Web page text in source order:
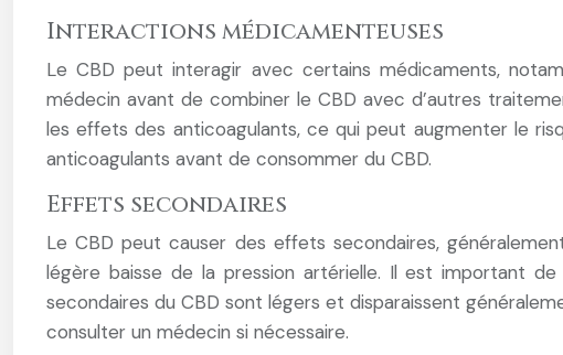
Interactions médicamenteuses
Le CBD peut interagir avec certains médicaments,
médecin avant de combiner le CBD avec d’autres
les effets des anticoagulants, ce qui peut augmenter le
anticoagulants avant de consommer du CBD.
Effets secondaires
Le CBD peut causer des effets secondaires,
légère baisse de la pression artérielle. Il est important
secondaires du CBD sont légers et disparaissent
consulter un médecin si nécessaire.